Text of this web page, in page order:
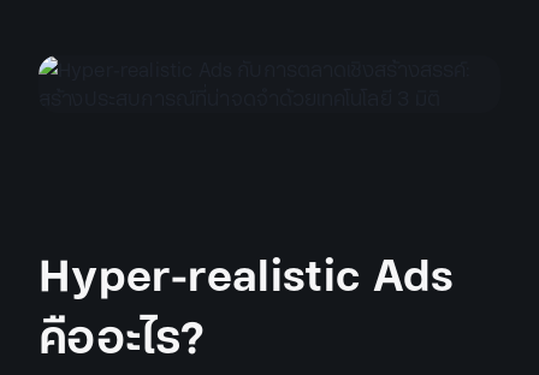
Hyper-realistic Ads
คืออะไร?